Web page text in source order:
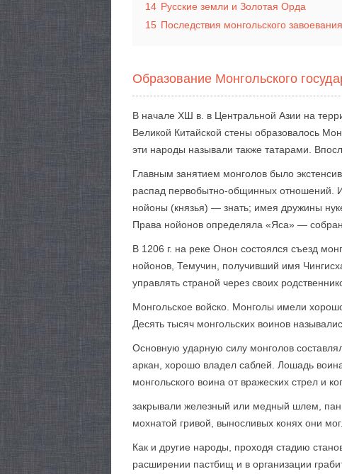
14 Русские земли и Золотая Орда
15 Последствия монгольского
Образование Монгольского
В начале ХШ в. в Центральной Азии на
Великой Китайской стены образовалось
эти народы называли также татарами.
Главным занятием монголов было
распад первобытно-общинных отношений.
нойоны (князья) — знать; имея дружины
Права нойонов определяла «Яса» —
В 1206 г. на реке Онон состоялся съезд
нойонов, Темучин, получивший имя
управлять страной через своих
Монгольское войско. Монголы имели
Десять тысяч монгольских воинов
Основную ударную силу монголов
аркан, хорошо владел саблей. Лошадь
монгольского воина от вражеских стрел и
закрывали железный или медный шлем,
мохнатой гривой, выносливых конях они
Как и другие народы, проходя стадию
расширении пастбищ и в организации